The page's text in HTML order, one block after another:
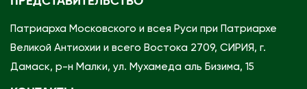
Патриарха Московского и всея Руси при Патриархе
Великой Антиохии и всего Востока 2709, СИРИЯ, г.
Дамаск, р-н Малки, ул. Мухамеда аль Бизима, 15